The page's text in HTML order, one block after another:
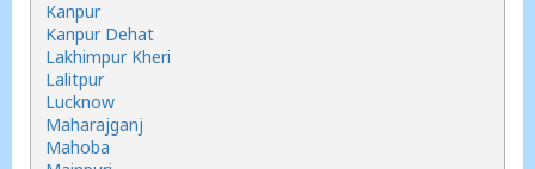
Kanpur
Kanpur Dehat
Lakhimpur Kheri
Lalitpur
Lucknow
Maharajganj
Mahoba